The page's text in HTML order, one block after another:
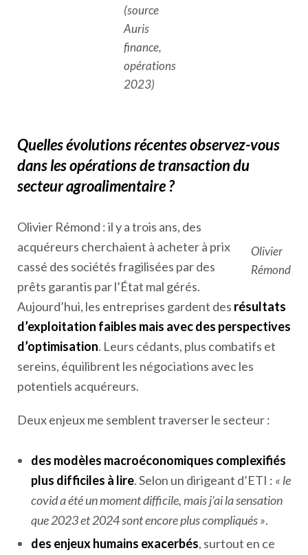
(source
Auris
finance,
opérations
2023)
Quelles évolutions récentes observez-vous
dans les opérations de transaction du
secteur agroalimentaire ?
Olivier
Rémond
Olivier Rémond : il y a trois ans, des
acquéreurs cherchaient à acheter à prix
cassé des sociétés fragilisées par des
prêts garantis par l’État mal gérés.
Aujourd’hui, les entreprises gardent des résultats
d’exploitation faibles mais avec des perspectives
d’optimisation. Leurs cédants, plus combatifs et
sereins, équilibrent les négociations avec les
potentiels acquéreurs.
Deux enjeux me semblent traverser le secteur :
des modèles macroéconomiques complexifiés
plus difficiles à lire. Selon un dirigeant d’ETI : « le
covid a été un moment difficile, mais j’ai la sensation
que 2023 et 2024 sont encore plus compliqués ».
des enjeux humains exacerbés, surtout en ce